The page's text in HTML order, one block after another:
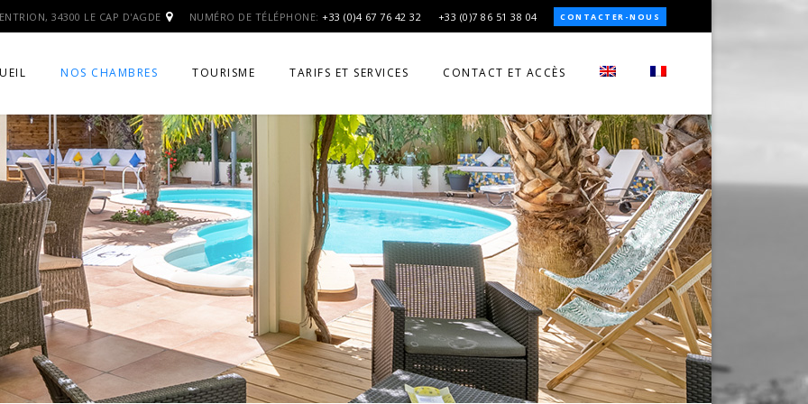
34300 LE CAP D'AGDE NUMÉRO DE TÉLÉPHONE: +33 (0)4 67 76 42 32 +33 (0)7 86 51 38 04 CONTACTER-NOUS
NOS CHAMBRES TOURISME TARIFS ET SERVICES CONTACT ET ACCÈS